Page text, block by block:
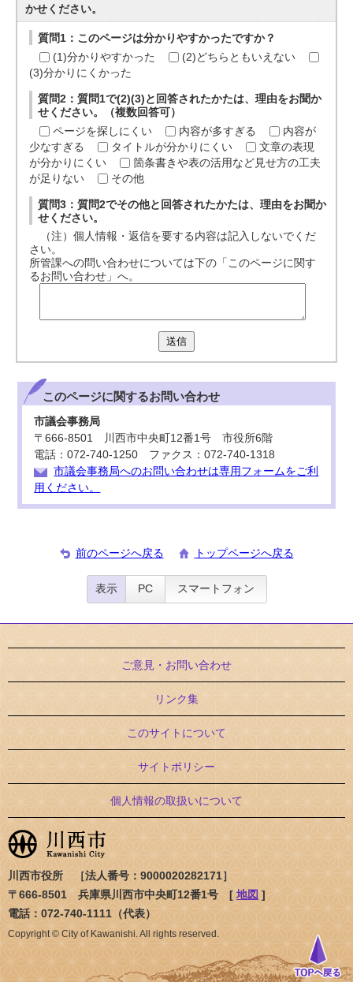
かせください。
質問1：このページは分かりやすかったですか？
(1)分かりやすかった
(2)どちらともいえない
(3)分かりにくかった
質問2：質問1で(2)(3)と回答されたかたは、理由をお聞か
せください。（複数回答可）
ページを探しにくい
内容が多すぎる
内容が
少なすぎる
タイトルが分かりにくい
文章の表現
が分かりにくい
箇条書きや表の活用など見せ方の工夫
が足りない
その他
質問3：質問2でその他と回答されたかたは、理由をお聞か
せください。
（注）個人情報・返信を要する内容は記入しないでくだ
さい。
所管課への問い合わせについては下の「このページに関す
るお問い合わせ」へ。
送信
このページに関するお問い合わせ
市議会事務局
〒666-8501 川西市中央町12番1号 市役所6階
電話：072-740-1250 ファクス：072-740-1318
市議会事務局へのお問い合わせは専用フォームをご利
用ください。
前のページへ戻る トップページへ戻る
表示 PC スマートフォン
ご意見・お問い合わせ
リンク集
このサイトについて
サイトポリシー
個人情報の取扱いについて
川西市役所 ［法人番号：9000020282171］
〒666-8501 兵庫県川西市中央町12番1号 [ 地図 ]
電話：072-740-1111（代表）
Copyright © City of Kawanishi. All rights reserved.